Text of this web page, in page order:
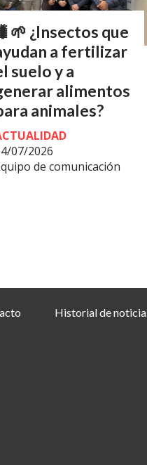
¿Insectos que
a fertilizar
suelo y a
alimentos
animales?
de comunicación
07/2026
Historial de